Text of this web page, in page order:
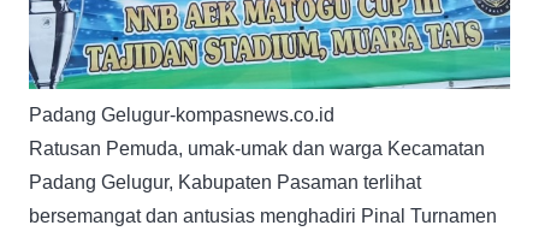
Padang Gelugur-kompasnews.co.id
Ratusan Pemuda, umak-umak dan warga Kecamatan
Padang Gelugur, Kabupaten Pasaman terlihat
bersemangat dan antusias menghadiri Pinal Turnamen